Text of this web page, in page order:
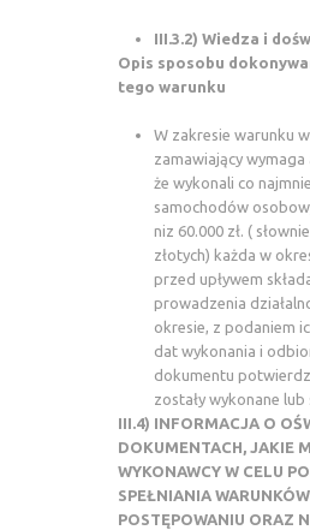
III.3.2) Wiedza i
Opis sposobu
tego warunku
W zakresie warunku
zamawiający wymaga
że wykonali co
samochodów
niz 60.000 zł. (
złotych) każda w
przed upływem
prowadzenia
okresie, z podaniem
dat wykonania i
dokumentu
zostały wykonane lub
III.4) INFORMACJA O
DOKUMENTACH, JAKIE
WYKONAWCY W CELU
SPEŁNIANIA
POSTĘPOWANIU ORAZ